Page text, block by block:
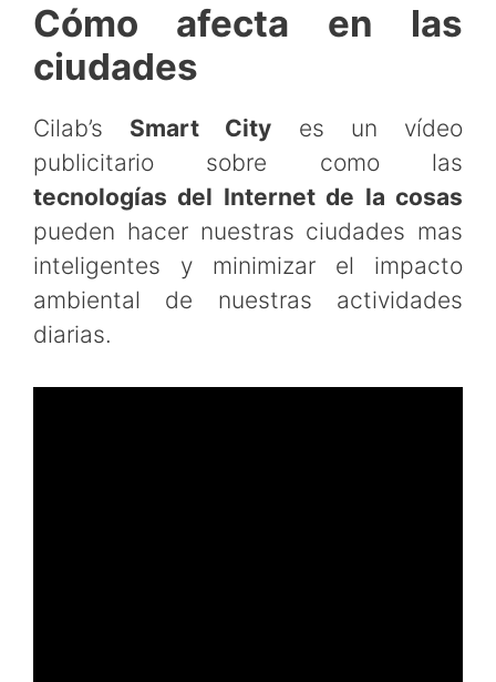
Cómo afecta en las
ciudades
Cilab’s Smart City es un vídeo
publicitario sobre como las
tecnologías del Internet de la cosas
pueden hacer nuestras ciudades mas
inteligentes y minimizar el impacto
ambiental de nuestras actividades
diarias.